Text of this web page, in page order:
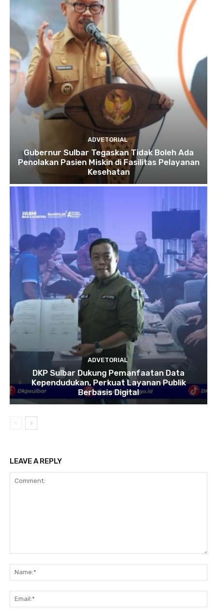
ADVETORIAL
Gubernur Sulbar Tegaskan Tidak Boleh Ada
Penolakan Pasien Miskin di Fasilitas Pelayanan
Kesehatan
ADVETORIAL
DKP Sulbar Dukung Pemanfaatan Data
Kependudukan, Perkuat Layanan Publik
Berbasis Digital
LEAVE A REPLY